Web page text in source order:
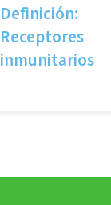
Definición:
Receptores
inmunitarios